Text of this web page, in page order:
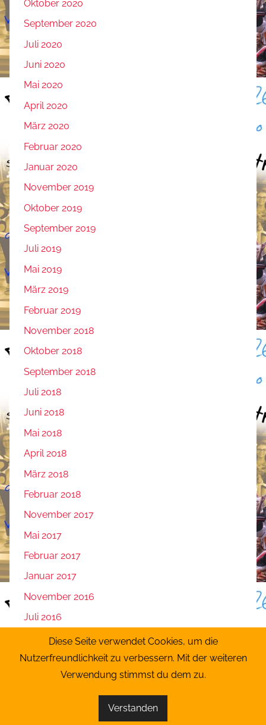
Oktober 2020
September 2020
Juli 2020
Juni 2020
Mai 2020
April 2020
März 2020
Februar 2020
Januar 2020
November 2019
Oktober 2019
September 2019
Juli 2019
Mai 2019
März 2019
Februar 2019
November 2018
Oktober 2018
September 2018
Juli 2018
Juni 2018
Mai 2018
April 2018
März 2018
Februar 2018
November 2017
Mai 2017
Februar 2017
Januar 2017
November 2016
Juli 2016
Juni 2016
Mai 2016
April 2016
Diese Seite verwendet Cookies, um die
Nutzerfreundlichkeit zu verbessern. Mit der weiteren
Verwendung stimmst du dem zu.
Verstanden